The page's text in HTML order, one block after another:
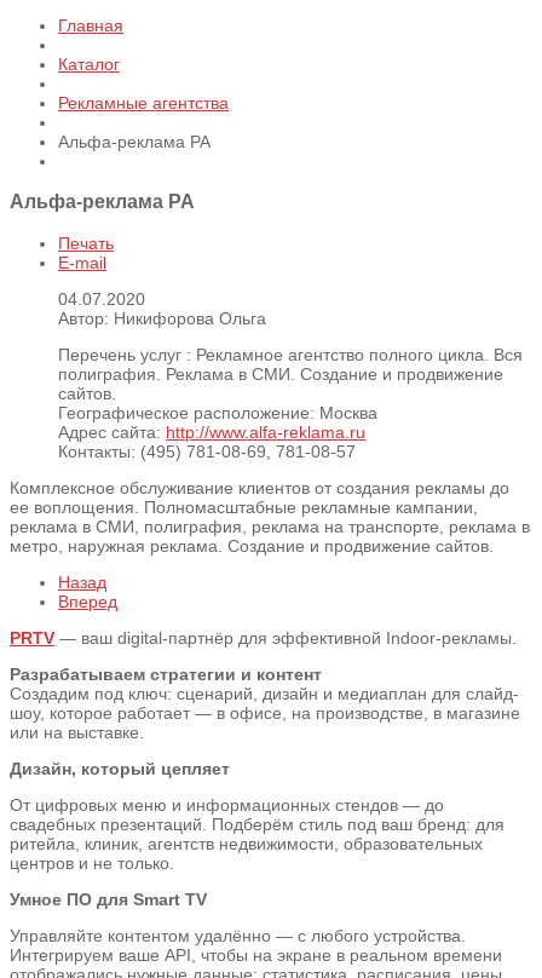
Главная
Каталог
Рекламные агентства
Альфа-реклама РА
Альфа-реклама РА
Печать
E-mail
04.07.2020
Автор: Никифорова Ольга
Перечень услуг : Рекламное агентство полного цикла. Вся
полиграфия. Реклама в СМИ. Создание и продвижение
сайтов.
Географическое расположение: Москва
Адрес сайта: http://www.alfa-reklama.ru
Контакты: (495) 781-08-69, 781-08-57
Комплексное обслуживание клиентов от создания рекламы до
ее воплощения. Полномасштабные рекламные кампании,
реклама в СМИ, полиграфия, реклама на транспорте, реклама в
метро, наружная реклама. Создание и продвижение сайтов.
Назад
Вперед
PRTV — ваш digital-партнёр для эффективной Indoor-рекламы.
Разрабатываем стратегии и контент
Создадим под ключ: сценарий, дизайн и медиаплан для слайд-
шоу, которое работает — в офисе, на производстве, в магазине
или на выставке.
Дизайн, который цепляет
От цифровых меню и информационных стендов — до
свадебных презентаций. Подберём стиль под ваш бренд: для
ритейла, клиник, агентств недвижимости, образовательных
центров и не только.
Умное ПО для Smart TV
Управляйте контентом удалённо — с любого устройства.
Интегрируем ваше API, чтобы на экране в реальном времени
отображались нужные данные: статистика, расписания, цены,